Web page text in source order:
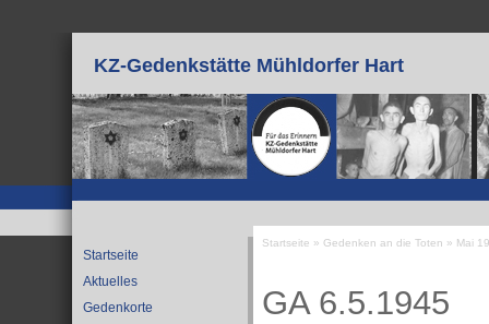
KZ-Gedenkstätte Mühldorfer Hart
Startseite
Aktuelles
Gedenkorte
Startseite » Gedenken an die Toten » Mai
GA 6.5.1945